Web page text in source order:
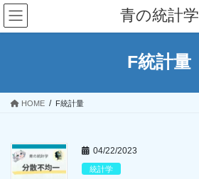
コ
ン
テ
ス
ナ
ビ
ゲ
ン
青の統計学
F統計量
HOME F統計量
04/22/2023
統計学